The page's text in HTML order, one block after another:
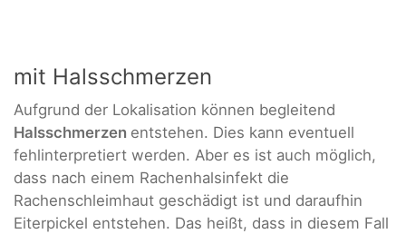
mit Halsschmerzen
Aufgrund der Lokalisation können begleitend
Halsschmerzen entstehen. Dies kann eventuell
fehlinterpretiert werden. Aber es ist auch möglich,
dass nach einem Rachenhalsinfekt die
Rachenschleimhaut geschädigt ist und daraufhin
Eiterpickel entstehen. Das heißt, dass in diesem Fall